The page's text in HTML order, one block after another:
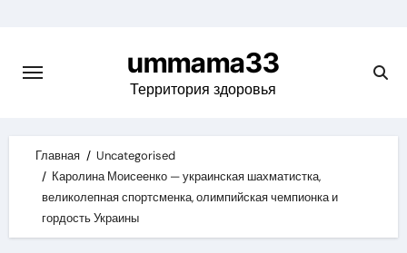
content
ummama33
Территория здоровья
Главная
Uncategorised
Каролина Моисеенко — украинская шахматистка,
великолепная спортсменка, олимпийская чемпионка и
гордость Украины